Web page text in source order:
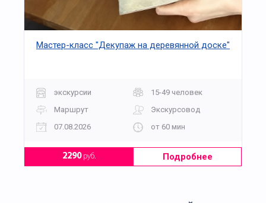
Мастер-класс "Декупаж на деревянной доске"
экскурсии
15-49 человек
Маршрут
Экскурсовод
07.08.2026
от 60 мин
2290руб. Подробнее